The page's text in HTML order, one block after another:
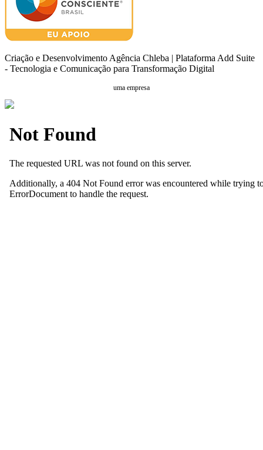
Criação e Desenvolvimento Agência Chleba | Plataforma Add Suite
- Tecnologia e Comunicação para Transformação Digital
uma empresa